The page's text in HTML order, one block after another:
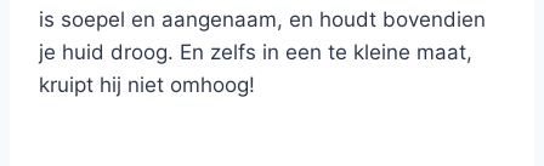
is soepel en aangenaam, en houdt bovendien
je huid droog. En zelfs in een te kleine maat,
kruipt hij niet omhoog!